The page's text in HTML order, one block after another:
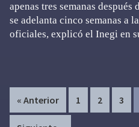
apenas tres semanas
se adelanta cinco semanas a
oficiales, explicó el Inegi en
« Anterior Page
1 Page
2 Page
3